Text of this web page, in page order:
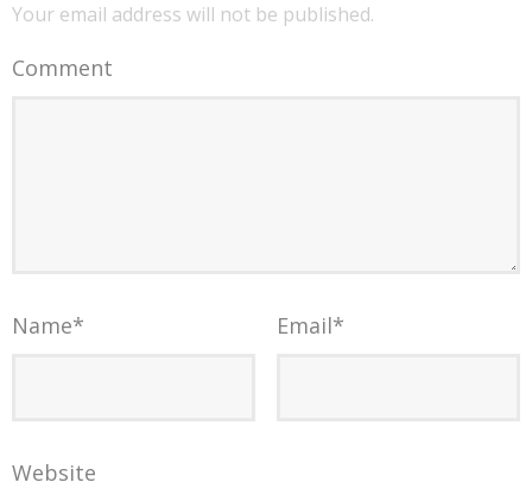
Your email address will not be published.
Comment
Name* Email*
Website